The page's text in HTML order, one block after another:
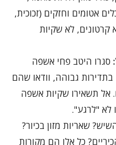
אטומים וחזקים (זכוכית,
לא שקיות
סגרו היטב פחי אשפה
בתדירות גבוהה, וודאו שהם
אל תשאירו שקיות אשפה
לא "לרגע".
שאריות מזון בכיור?
כל אלו הם מקורות